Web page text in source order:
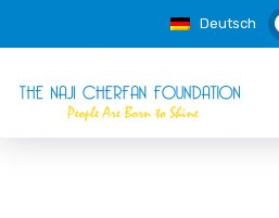
Deutsch